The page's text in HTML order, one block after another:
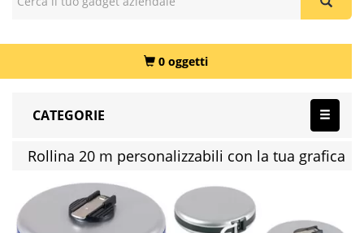
0 oggetti
CATEGORIE
Rollina 20 m personalizzabili con la tua grafica